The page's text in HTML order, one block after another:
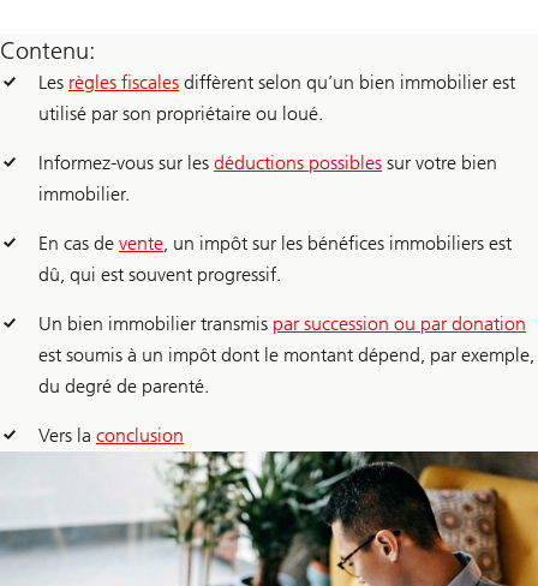
Contenu:
Les règles fiscales diffèrent selon qu’un bien immobilier est
utilisé par son propriétaire ou loué.
Informez-vous sur les déductions possibles sur votre bien
immobilier.
En cas de vente, un impôt sur les bénéfices immobiliers est
dû, qui est souvent progressif.
Un bien immobilier transmis par succession ou par donation
est soumis à un impôt dont le montant dépend, par exemple,
du degré de parenté.
Vers la conclusion